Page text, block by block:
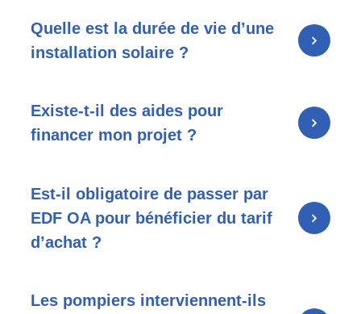
Quelle est la durée de vie d’une
installation solaire ?
Existe-t-il des aides pour
financer mon projet ?
Est-il obligatoire de passer par
EDF OA pour bénéficier du tarif
d’achat ?
Les pompiers interviennent-ils